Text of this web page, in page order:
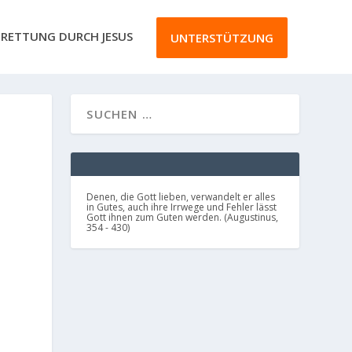
RETTUNG DURCH JESUS UNTERSTÜTZUNG
Denen, die Gott lieben, verwandelt er alles
in Gutes, auch ihre Irrwege und Fehler lässt
Gott ihnen zum Guten werden. (Augustinus,
354 - 430)